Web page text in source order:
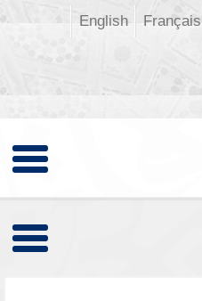
Français
English